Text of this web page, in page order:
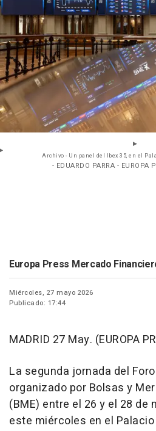
Archivo - Un panel del Ibex 35, en el
- EDUARDO PARRA - EUROPA
Europa Press Mercado
Miércoles, 27 mayo 2026
Publicado: 17:44
MADRID 27 May. (EUROPA
La segunda jornada del
organizado por Bolsas y
(BME) entre el 26 y el 28 de
este miércoles en el